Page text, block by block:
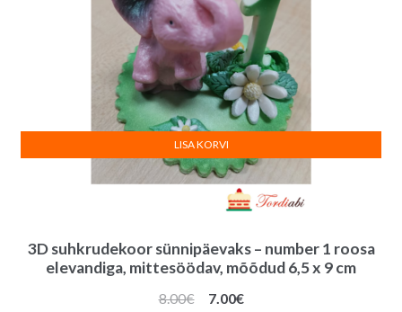
3D suhkrudekoor sünnipäevaks – number 1 roosa
elevandiga, mittesöödav, mõõdud 6,5 x 9 cm
8.00€
Algne
7.00€Praegune
LISA KORVI